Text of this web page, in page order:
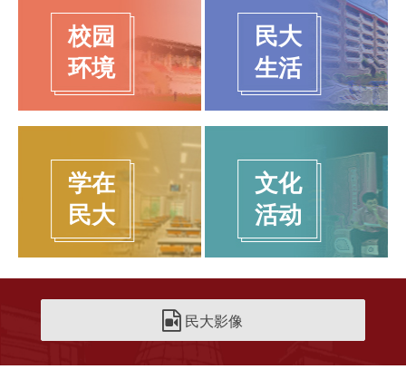
校园
环境
民大
生活
学在
民大
文化
活动
民大影像